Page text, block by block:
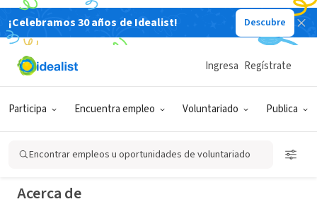
¡Celebramos 30 años de Idealist! Descubre
Participa Encuentra empleo Voluntariado Publica
Ingresa Regístrate
Encontrar empleos u oportunidades de voluntariado
ORGANIZACIÓN SIN FIN DE LUCRO
Southern Maryland Child Care
Resource Center
Charlotte hall, MD|www.smccrc.org
Acerca de